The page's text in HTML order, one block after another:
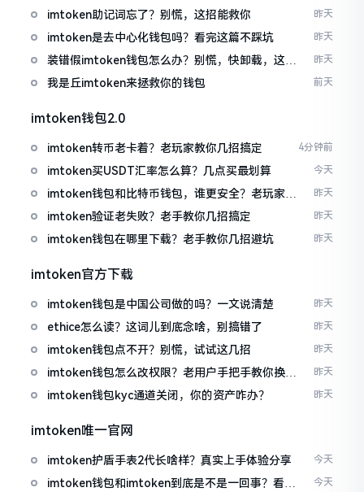
的私房话
imtoken助记词忘了？别慌，这招能救你 昨天
imtoken是去中心化钱包吗？看完这篇不踩坑 昨天
装错假imtoken钱包怎么办？别慌，快卸载，这几
招能救急
昨天
我是丘imtoken来拯救你的钱包 前天
imtoken钱包2.0
imtoken转币老卡着？老玩家教你几招搞定 4分钟前
imtoken买USDT汇率怎么算？几点买最划算 今天
imtoken钱包和比特币钱包，谁更安全？老玩家来
聊聊
昨天
imtoken验证老失败？老手教你几招搞定 昨天
imtoken钱包在哪里下载？老手教你几招避坑 昨天
imtoken官方下载
imtoken钱包是中国公司做的吗？一文说清楚 昨天
ethice怎么读？这词儿到底念啥，别搞错了 昨天
imtoken钱包点不开？别慌，试试这几招 昨天
imtoken钱包怎么改权限？老用户手把手教你换主
人
昨天
imtoken钱包kyc通道关闭，你的资产咋办？ 昨天
imtoken唯一官网
imtoken护盾手表2代长啥样？真实上手体验分享 今天
imtoken钱包和imtoken到底是不是一回事？看完
今天